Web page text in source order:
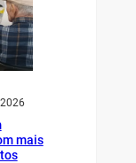
mais